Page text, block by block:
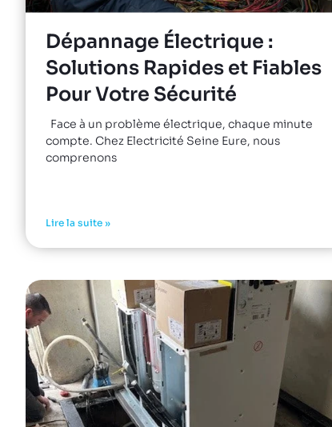
Dépannage Électrique :
Solutions Rapides et Fiables
Pour Votre Sécurité
Face à un problème électrique, chaque minute
compte. Chez Electricité Seine Eure, nous
comprenons
Lire la suite »